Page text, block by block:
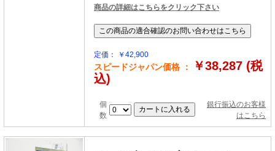
商品の詳細はこちらをクリック下さい
定価： ￥42,900
スピードジャパン価格 ：
￥38,287 (税
込)
個
数
銀行振込のお客様
はこちら